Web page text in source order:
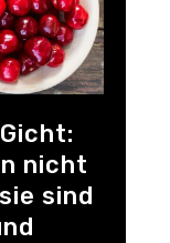
nicht
sind